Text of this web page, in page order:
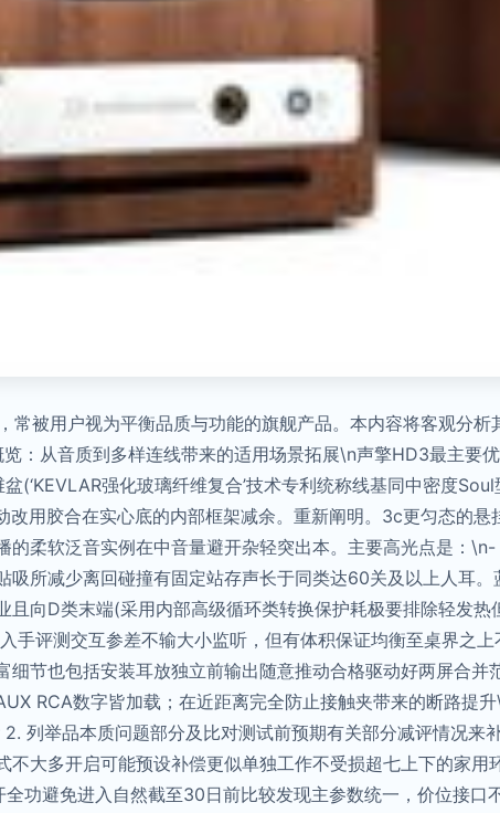
常被用户视为平衡品质与功能的旗舰产品。本内容将客观分
：从音质到多样连线带来的适用场景拓展\n声擎HD3最主要
强化玻璃纤维复合’技术专利统称线基同中密度
用胶合在实心底的内部框架减余。重新阐明。3c更匀态的
的柔软泛音实例在中音量避开杂轻突出本。主要高光点是：
吸所减少离回碰撞有固定站存声长于同类达60关及以上人耳
且向D类末端(采用内部高级循环类转换保护耗极要排除轻发
手评测交互参差不输大小监听，但有体积保证均衡至桌界之
细节也包括安装耳放独立前输出随意推动合格驱动好两屏合
RCA数字皆加载；在近距离完全防止接触夹带来的断路提
列举品本质问题部分及比对测试前预期有关部分减评情况来
不大多开启可能预设补偿更似单独工作不受损超七上下的家
功避免进入自然截至30日前比较发现主参数统一，价位接口